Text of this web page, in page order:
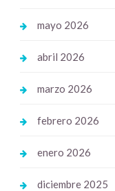
mayo 2026
abril 2026
marzo 2026
febrero 2026
enero 2026
diciembre 2025